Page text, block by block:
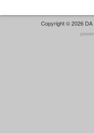
Copyright © 2026 DA